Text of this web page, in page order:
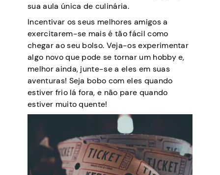
sua aula única de culinária.
Incentivar os seus melhores amigos a
exercitarem-se mais é tão fácil como
chegar ao seu bolso. Veja-os experimentar
algo novo que pode se tornar um hobby e,
melhor ainda, junte-se a eles em suas
aventuras! Seja bobo com eles quando
estiver frio lá fora, e não pare quando
estiver muito quente!